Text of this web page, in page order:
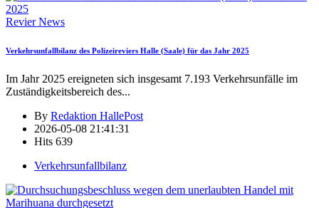
Revier News
Verkehrsunfallbilanz des Polizeireviers Halle (Saale) für das Jahr 2025
Im Jahr 2025 ereigneten sich insgesamt 7.193 Verkehrsunfälle im
Zuständigkeitsbereich des...
By Redaktion HallePost
2026-05-08 21:41:31
Hits 639
Verkehrsunfallbilanz